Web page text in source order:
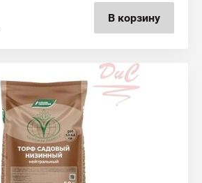
В корзину